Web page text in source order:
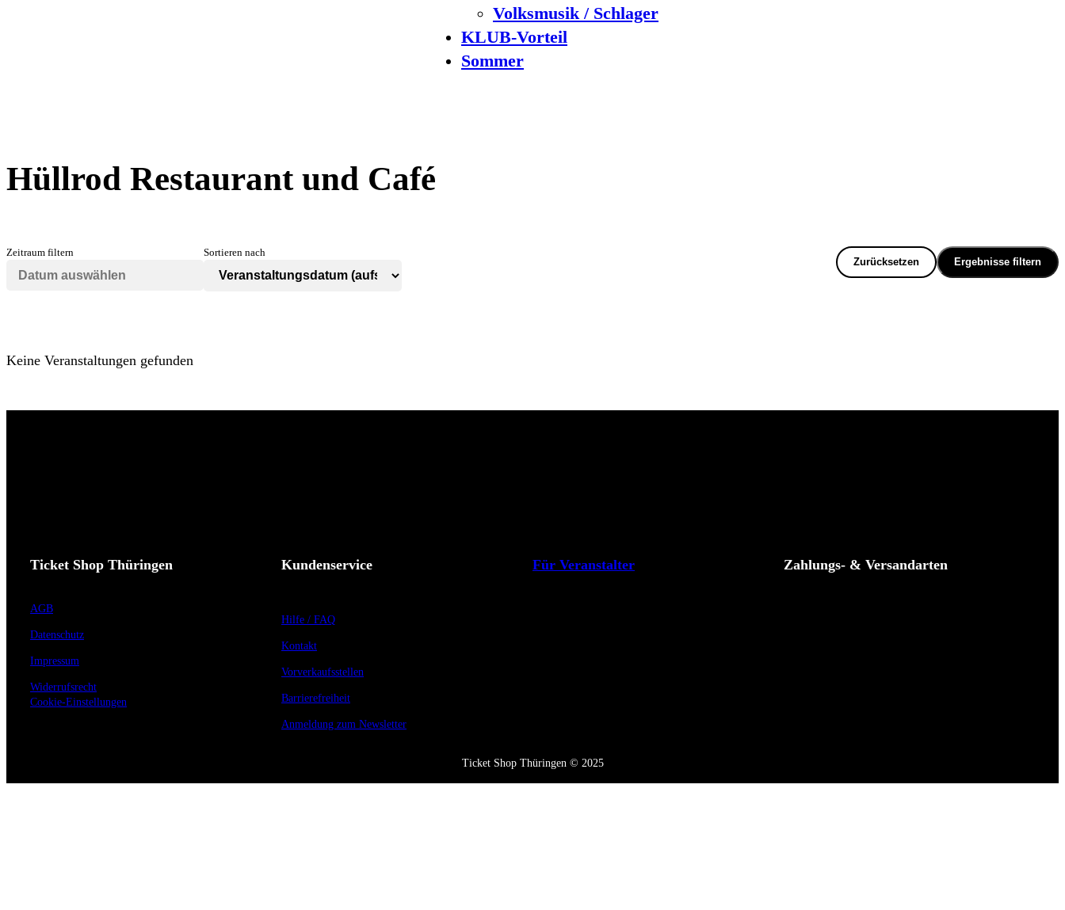
Volksmusik / Schlager
KLUB-Vorteil
Sommer
Hüllrod Restaurant und Café
Zeitraum filtern Sortieren nach
Zurücksetzen Ergebnisse filtern
Keine Veranstaltungen gefunden
Ticket Shop Thüringen
AGB
Datenschutz
Impressum
Widerrufsrecht
Cookie-Einstellungen
Kundenservice
Hilfe / FAQ
Kontakt
Vorverkaufsstellen
Barrierefreiheit
Anmeldung zum Newsletter
Für Veranstalter Zahlungs- & Versandarten
Ticket Shop Thüringen © 2025